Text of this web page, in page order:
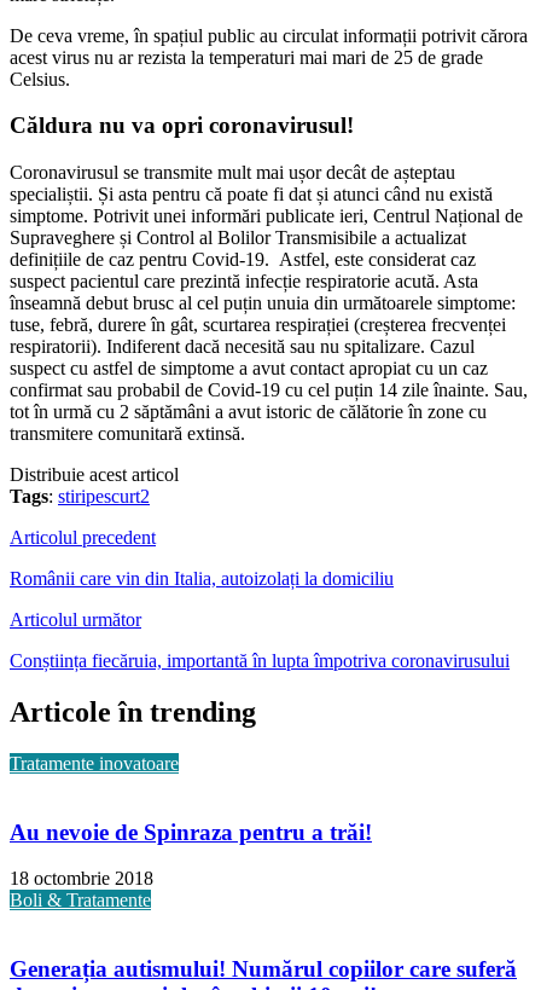
De ceva vreme, în spațiul public au circulat informații potrivit cărora
acest virus nu ar rezista la temperaturi mai mari de 25 de grade
Celsius.
Căldura nu va opri coronavirusul!
Coronavirusul se transmite mult mai ușor decât de așteptau
specialiștii. Și asta pentru că poate fi dat și atunci când nu există
simptome. Potrivit unei informări publicate ieri, Centrul Național de
Supraveghere și Control al Bolilor Transmisibile a actualizat
definițiile de caz pentru Covid-19. Astfel, este considerat caz
suspect pacientul care prezintă infecție respiratorie acută. Asta
înseamnă debut brusc al cel puțin unuia din următoarele simptome:
tuse, febră, durere în gât, scurtarea respirației (creșterea frecvenței
respiratorii). Indiferent dacă necesită sau nu spitalizare. Cazul
suspect cu astfel de simptome a avut contact apropiat cu un caz
confirmat sau probabil de Covid-19 cu cel puțin 14 zile înainte. Sau,
tot în urmă cu 2 săptămâni a avut istoric de călătorie în zone cu
transmitere comunitară extinsă.
Distribuie acest articol
Tags: stiripescurt2
Articolul precedent
Românii care vin din Italia, autoizolați la domiciliu
Articolul următor
Conștiința fiecăruia, importantă în lupta împotriva coronavirusului
Articole în trending
Tratamente inovatoare
Au nevoie de Spinraza pentru a trăi!
18 octombrie 2018
Boli & Tratamente
Generația autismului! Numărul copiilor care suferă